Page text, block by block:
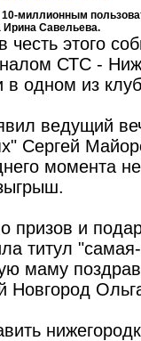
миллионным
Ирина Савельева.
честь этого
СТС -
в одном из
ведущий
Сергей
момента
призов и
титул
маму
Новгород